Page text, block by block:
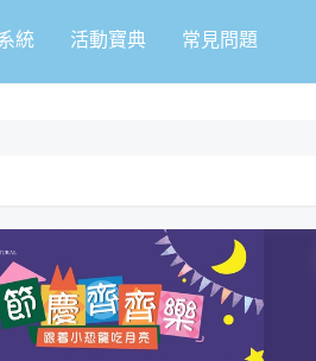
統 活動寶典 常見問題